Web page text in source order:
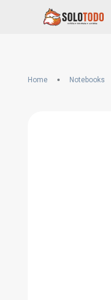
Home Notebooks